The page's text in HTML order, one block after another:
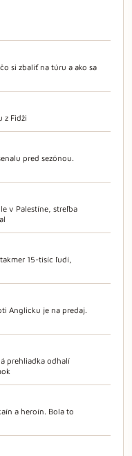
si zbaliť na túru a ako sa
z Fidži
pred sezónou.
v Palestíne, streľba
15-tisíc ľudí,
Anglicku je na predaj.
prehliadka odhalí
a heroín. Bola to